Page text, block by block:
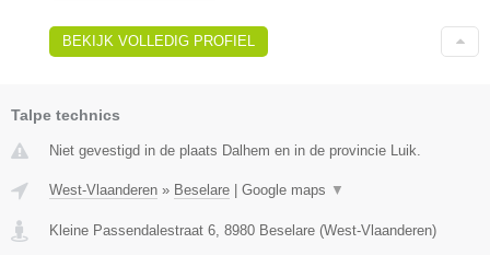
BEKIJK VOLLEDIG PROFIEL
Talpe technics
Niet gevestigd in de plaats Dalhem en in de provincie Luik.
West-Vlaanderen » Beselare | Google maps ▼
Kleine Passendalestraat 6 8980 Beselare (West-Vlaanderen)